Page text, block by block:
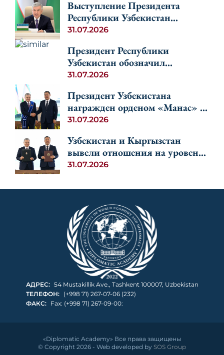
Выступление Президента
Республики Узбекистан
Шавката Мирзиёева на
Консультативной встрече глав
государств Центральной Азии
и Азербайджана
31.07.2026
Президент Республики
Узбекистан обозначил
перспективы развития
стран Центральной Азии и
Азербайджана
31.07.2026
Президент Узбекистана
награжден орденом «Манас» I
степени
31.07.2026
Узбекистан и Кыргызстан
вывели отношения на уровень
союзничества
31.07.2026
АДРЕС: 54 Mustakillik Ave., Tashkent 100007, Uzbekistan
ТЕЛЕФОН:
(+998 71) 267-07-06 (232)
ФАКС:
Fax: (+998 71) 267-09-00:
«Diplomatic Academy» Все права защищены
© Copyright 2026 - Web developed by SOS Group